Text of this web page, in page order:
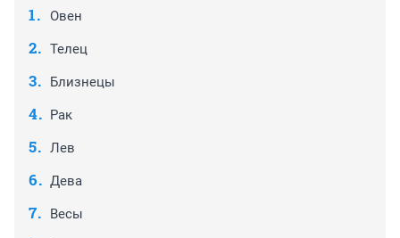
Овен
Телец
Близнецы
Рак
Лев
Дева
Весы